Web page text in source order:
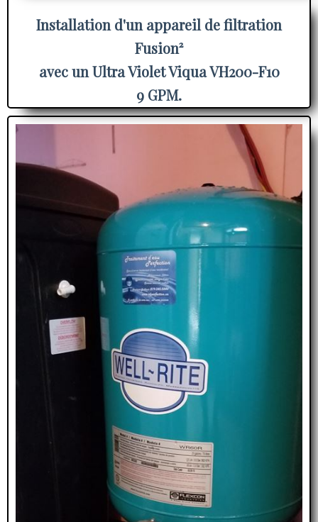
Installation d'un appareil de filtration
Fusion²
avec un Ultra Violet Viqua VH200-F10
9 GPM.